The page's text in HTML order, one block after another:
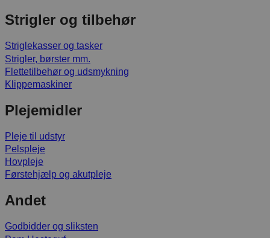
Strigler og tilbehør
Striglekasser og tasker
Strigler, børster mm.
Flettetilbehør og udsmykning
Klippemaskiner
Plejemidler
Pleje til udstyr
Pelspleje
Hovpleje
Førstehjælp og akutpleje
Andet
Godbidder og sliksten